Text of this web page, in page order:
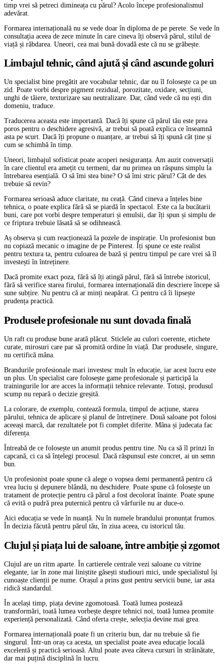
timp vrei să petreci dimineața cu părul? Acolo începe profesionalismul
adevărat.
Formarea internațională nu se vede doar în diploma de pe perete. Se vede în
consultația aceea de zece minute în care cineva îți observă părul, stilul de
viață și răbdarea. Uneori, cea mai bună dovadă este că nu se grăbește.
Limbajul tehnic, când ajută și când ascunde goluri
Un specialist bine pregătit are vocabular tehnic, dar nu îl folosește ca pe un
zid. Poate vorbi despre pigment rezidual, porozitate, oxidare, secțiuni,
unghi de tăiere, texturizare sau neutralizare. Dar, când vede că nu ești din
domeniu, traduce.
Traducerea aceasta este importantă. Dacă îți spune că părul tău este prea
poros pentru o deschidere agresivă, ar trebui să poată explica ce înseamnă
asta pe scurt. Dacă îți propune o nuanțare, ar trebui să îți spună cât ține și
cum se schimbă în timp.
Uneori, limbajul sofisticat poate acoperi nesiguranța. Am auzit conversații
în care clientul era amețit cu termeni, dar nu primea un răspuns simplu la
întrebarea esențială. O să îmi stea bine? O să îmi stric părul? Cât de des
trebuie să revin?
Formarea serioasă aduce claritate, nu ceață. Când cineva a înțeles bine
tehnica, o poate explica fără să se piardă în spectacol. Este ca la bucătarii
buni, care pot vorbi despre temperaturi și emulsii, dar îți spun și simplu de
ce friptura trebuie lăsată să se odihnească.
Aș observa și cum reacționează la pozele de inspirație. Un profesionist bun
nu copiază mecanic o imagine de pe Pinterest. Îți spune ce este realist
pentru textura ta, pentru culoarea de bază și pentru timpul pe care vrei să îl
investești în întreținere.
Dacă promite exact poza, fără să îți atingă părul, fără să întrebe istoricul,
fără să verifice starea firului, formarea internațională din descriere începe să
sune subțire. Nu pentru că ar minți neapărat. Ci pentru că îi lipsește
prudența practică.
Produsele profesionale nu sunt dovada finală
Un raft cu produse bune arată plăcut. Sticlele au culori coerente, etichete
curate, mirosuri care par să promită ordine în viață. Dar produsele, singure,
nu certifică mâna.
Brandurile profesionale mari investesc mult în educație, iar acest lucru este
un plus. Un specialist care folosește game profesionale și participă la
trainingurile lor are acces la informații tehnice relevante. Totuși, produsul
scump nu repară o decizie greșită.
La colorare, de exemplu, contează formula, timpul de acțiune, starea
părului, tehnica de aplicare și planul de întreținere. Două saloane pot folosi
aceeași marcă, dar rezultatele pot fi complet diferite. Mâna și judecata fac
diferența.
Întreabă de ce folosește un anumit produs pentru tine. Nu ca să îl prinzi în
capcană, ci ca să înțelegi procesul. Dacă răspunsul este concret, ai un semn
bun.
Un profesionist poate spune că alege o vopsea demi permanentă pentru că
vrea luciu și depunere blândă, nu deschidere. Poate spune că folosește un
tratament de protecție pentru că părul a fost decolorat înainte. Poate spune
că evită o pudră prea puternică pentru că vârfurile nu ar duce-o.
Aici educația se vede în nuanță. Nu în numele brandului pronunțat frumos.
În decizia făcută pentru părul tău, în ziua aceea, cu istoricul tău.
Clujul și piața lui de saloane, între ambiție și zgomot
Clujul are un ritm aparte. În cartierele centrale vezi saloane cu vitrine
elegante, iar în zone mai liniștite găsești studiouri mici, unde specialistul își
cunoaște clienții pe nume. Orașul a prins gust pentru servicii bune, iar asta
ridică standardul.
În același timp, piața devine zgomotoasă. Toată lumea postează
transformări, toată lumea vorbește despre tehnici noi, toată lumea promite
experiență personalizată. Când oferta crește, selecția devine mai grea.
Formarea internațională poate fi un criteriu bun, dar nu trebuie să fie
singurul. Într-un oraș ca acesta, un specialist poate avea educație locală
excelentă și practică serioasă. Altul poate avea câteva cursuri în străinătate,
dar mai puțină disciplină în lucru.